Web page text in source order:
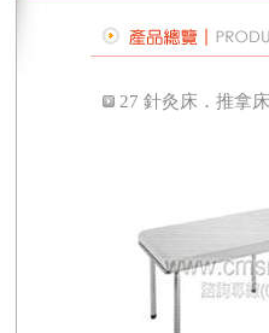
27 針灸床．推拿